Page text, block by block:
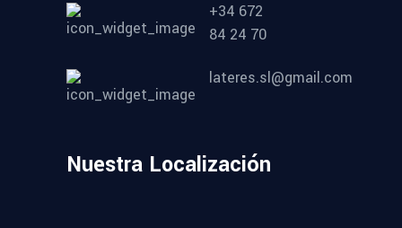
+34 672
84 24 70
lateres.sl@gmail.com
Nuestra Localización